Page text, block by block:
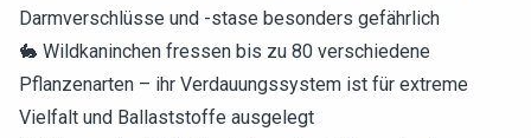
Darmverschlüsse und -stase besonders gefährlich
🐇 Wildkaninchen fressen bis zu 80 verschiedene
Pflanzenarten – ihr Verdauungssystem ist für extreme
Vielfalt und Ballaststoffe ausgelegt